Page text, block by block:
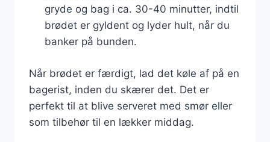
gryde og bag i ca. 30-40 minutter, indtil
brødet er gyldent og lyder hult, når du
banker på bunden.
Når brødet er færdigt, lad det køle af på en
bagerist, inden du skærer det. Det er
perfekt til at blive serveret med smør eller
som tilbehør til en lækker middag.